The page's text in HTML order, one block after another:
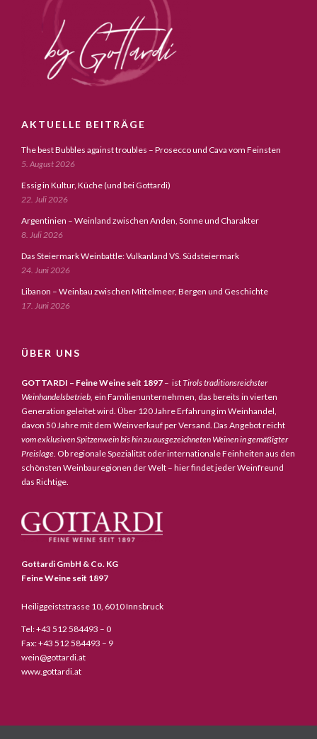
AKTUELLE BEITRÄGE
The best Bubbles against troubles – Prosecco und Cava vom Feinsten
5. August 2026
Essig in Kultur, Küche (und bei Gottardi)
22. Juli 2026
Argentinien – Weinland zwischen Anden, Sonne und Charakter
8. Juli 2026
Das Steiermark Weinbattle: Vulkanland VS. Südsteiermark
24. Juni 2026
Libanon – Weinbau zwischen Mittelmeer, Bergen und Geschichte
17. Juni 2026
ÜBER UNS
GOTTARDI – Feine Weine seit 1897 – istTirols traditionsreichster
Weinhandelsbetrieb, ein Familienunternehmen, das bereits in vierten
Generation geleitet wird. Über 120 Jahre Erfahrung im Weinhandel,
davon 50 Jahre mit dem Weinverkauf per Versand. Das Angebot reicht
vom exklusiven Spitzenwein bis hin zu ausgezeichneten Weinen in gemäßigter
Preislage . Ob regionale Spezialität oder internationale Feinheiten aus den
schönsten Weinbauregionen der Welt – hier findet jeder Weinfreund
das Richtige.
Gottardi GmbH & Co. KG
Feine Weine seit 1897
Heiliggeiststrasse 10, 6010 Innsbruck
Tel: +43 512 584493 – 0
Fax: +43 512 584493 – 9
wein@gottardi.at
www.gottardi.at